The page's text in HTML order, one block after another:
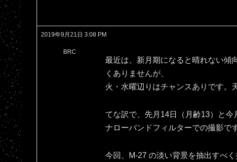
2019年9月21日 3:08 PM
BRC
最近は、新月期になると晴れない傾
くありませんが、
火・水曜辺りはチャンスありです。
てな訳で、先月14日（月齢13）と
ナローバンドフィルターでの撮影です
今回、M-27 の淡い背景を抽出すべ